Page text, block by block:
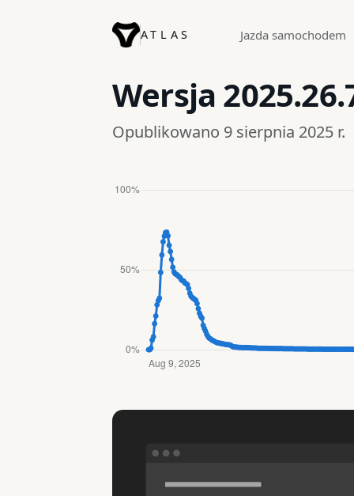
ATLAS Jazda samochodem
Wersja
Opublikowano 9 sierpnia 2025 r.